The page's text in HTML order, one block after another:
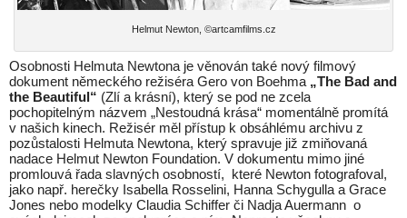
Helmut Newton, ©artcamfilms.cz
Osobnosti Helmuta Newtona je věnován také nový filmový
dokument německého režiséra Gero von Boehma „The Bad and
the Beautiful“ (Zlí a krásní), který se pod ne zcela
pochopitelným názvem „Nestoudná krása“ momentálně promítá
v našich kinech. Režisér měl přístup k obsáhlému archivu z
pozůstalosti Helmuta Newtona, který spravuje již zmiňovaná
nadace Helmut Newton Foundation. V dokumentu mimo jiné
promlouvá řada slavných osobností, které Newton fotografoval,
jako např. herečky Isabella Rosselini, Hanna Schygulla a Grace
Jones nebo modelky Claudia Schiffer či Nadja Auermann o